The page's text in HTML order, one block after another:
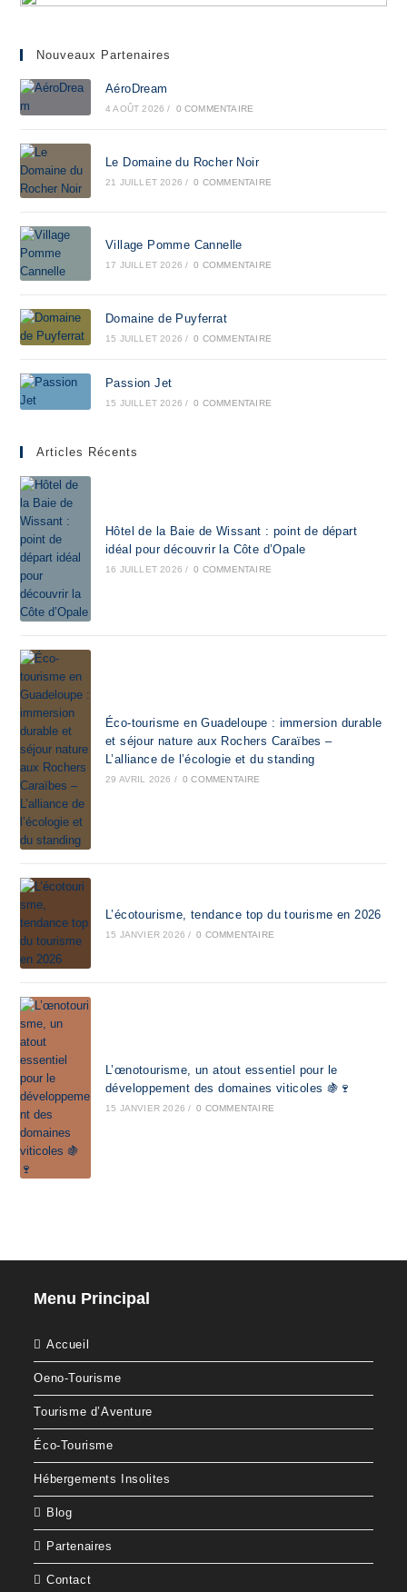
Nouveaux Partenaires
AéroDream
4 AOÛT 2026 / 0 COMMENTAIRE
Le Domaine du Rocher Noir
21 JUILLET 2026 / 0 COMMENTAIRE
Village Pomme Cannelle
17 JUILLET 2026 / 0 COMMENTAIRE
Domaine de Puyferrat
15 JUILLET 2026 / 0 COMMENTAIRE
Passion Jet
15 JUILLET 2026 / 0 COMMENTAIRE
Articles Récents
Hôtel de la Baie de Wissant : point de départ
idéal pour découvrir la Côte d’Opale
16 JUILLET 2026 / 0 COMMENTAIRE
Éco-tourisme en Guadeloupe : immersion durable
et séjour nature aux Rochers Caraïbes –
L’alliance de l’écologie et du standing
29 AVRIL 2026 / 0 COMMENTAIRE
L’écotourisme, tendance top du tourisme en 2026
15 JANVIER 2026 / 0 COMMENTAIRE
L’œnotourisme, un atout essentiel pour le
développement des domaines viticoles 🍇🍷
15 JANVIER 2026 / 0 COMMENTAIRE
Menu Principal
Accueil
Oeno-Tourisme
Tourisme d’Aventure
Éco-Tourisme
Hébergements Insolites
Blog
Partenaires
Contact